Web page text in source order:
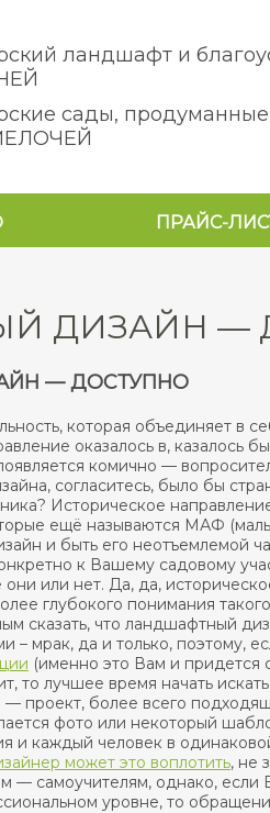
ландшафт и
сады, продуманные
ПРАЙС-
ДИЗАЙН —
— ДОСТУПНО
которая объединяет в
оказалось в,
комично —
согласитесь, было бы
Историческое
ещё называются МАФ
и быть его неотъемлемой
к Вашему садовому
они или нет. Да, да,
глубокого понимания
сказать, что ландшафтный
– мрак, да и только, поэтому,
(именно это Вам и придется
то лучшее время начать
— проект, более всего
фото или некоторый
и каждый человек в
может это воплотить, не
— самоучителям, однако,
уровне, то